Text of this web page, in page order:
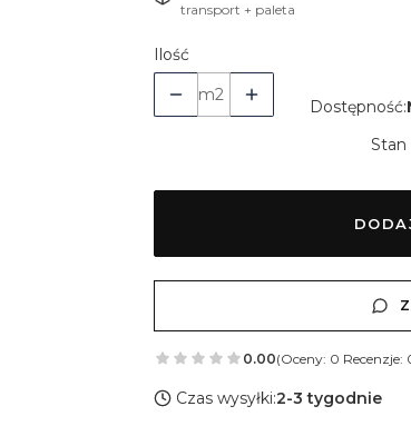
transport + paleta
Ilość
m2
Dostępność:
Stan
0.00(Oceny: 0 Recenzje:
Czas wysyłki:2-3 tygodnie